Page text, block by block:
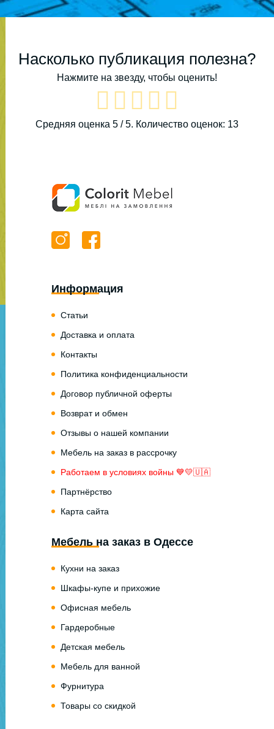
Насколько публикация полезна?
Нажмите на звезду, чтобы оценить!
Средняя оценка 5 / 5. Количество оценок: 13
Информация
Статьи
Доставка и оплата
Контакты
Политика конфиденциальности
Договор публичной оферты
Возврат и обмен
Отзывы о нашей компании
Мебель на заказ в рассрочку
Работаем в условиях войны 💙💛🇺🇦
Партнёрство
Карта сайта
Мебель на заказ в Одессе
Кухни на заказ
Шкафы-купе и прихожие
Офисная мебель
Гардеробные
Детская мебель
Мебель для ванной
Фурнитура
Товары со скидкой